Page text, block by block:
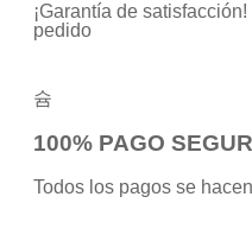
¡Garantía de
pedido
100% PAGO
Todos los pagos se